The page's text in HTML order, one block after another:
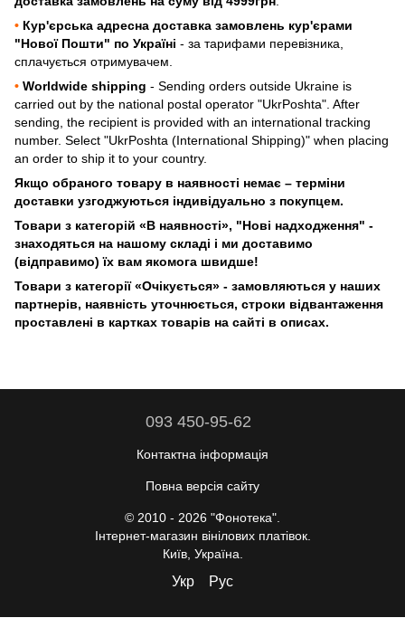
• Кур'єрська адресна доставка замовлень кур'єрами
"Нової Пошти" по Україні - за тарифами перевізника,
сплачується отримувачем.
• Worldwide shipping - Sending orders outside Ukraine is
carried out by the national postal operator "UkrPoshta". After
sending, the recipient is provided with an international tracking
number. Select "UkrPoshta (International Shipping)" when placing
an order to ship it to your country.
Якщо обраного товару в наявності немає – терміни
доставки узгоджуються індивідуально з покупцем.
Товари з категорій «В наявності», "Нові надходження" -
знаходяться на нашому складі і ми доставимо
(відправимо) їх вам якомога швидше!
Товари з категорії «Очікується» - замовляються у наших
партнерів, наявність уточнюється, строки відвантаження
проставлені в картках товарів на сайті в описах.
093 450-95-62
Контактна інформація
Повна версія сайту
© 2010 - 2026 "Фонотека".
Інтернет-магазин вінілових платівок.
Київ, Україна.
Укр Рус